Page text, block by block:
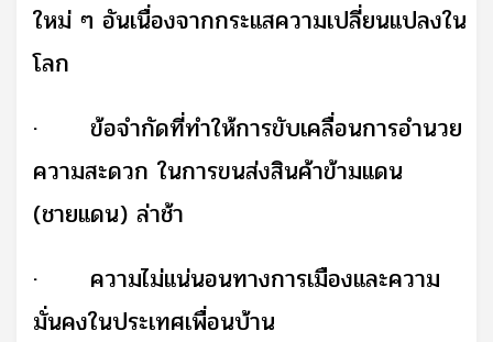
ใหม่ ๆ อันเนื่องจากกระแสความเปลี่ยนแปลงใน
โลก
·
ข้อจำกัดที่ทำให้การขับเคลื่อนการอำนวย
ความสะดวก ในการขนส่งสินค้าข้ามแดน
(ชายแดน) ล่าช้า
·
ความไม่แน่นอนทางการเมืองและความ
มั่นคงในประเทศเพื่อนบ้าน